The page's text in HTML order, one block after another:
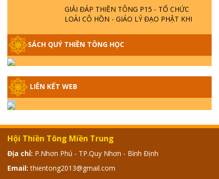
LOÀI CÔ HỒN - GIÁO LÝ ĐẠO PHẬT KHI
NÀO XUẤT BẢN
GIẢI ĐÁP THIỀN TÔNG ĐẶC BIỆT - P14 -
NGUỒN GỐC ÂM LỊCH DƯƠNG LỊCH -
TẦNG BÌNH LƯU LỚN ĐẾN ĐÂU
KHÔNG? XÁ LỢI PHẬT THẬT - GIẢ | TTTD
GIẢI ĐÁP THIỀN TÔNG ĐẶC BIỆT - P12 -
SỰ THẬT VỀ ĐẠI HỒNG THỦY? TRỜI ĐÁNH
THÁNH ĐÂM THẦN VẶN HỌNG?
SÁCH QUÝ THIỀN TÔNG HỌC
LIÊN KẾT WEB
Hội Thiền Tông Miền Trung
Địa chỉ: P.Nhơn Phú - TP.Quy Nhơn - Bình Định
Email: thientong2013@gmail.com